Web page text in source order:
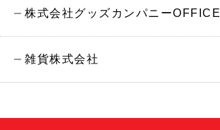
株式会社グッズカンパニーOFFICE
雑貨株式会社